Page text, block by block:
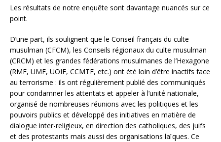
Les résultats de notre enquête sont davantage nuancés sur ce
point.
D’une part, ils soulignent que le Conseil français du culte
musulman (CFCM), les Conseils régionaux du culte musulman
(CRCM) et les grandes fédérations musulmanes de l’Hexagone
(RMF, UMF, UOIF, CCMTF, etc.) ont été loin d’être inactifs face
au terrorisme : ils ont régulièrement publié des communiqués
pour condamner les attentats et appeler à l’unité nationale,
organisé de nombreuses réunions avec les politiques et les
pouvoirs publics et développé des initiatives en matière de
dialogue inter-religieux, en direction des catholiques, des juifs
et des protestants mais aussi des organisations laïques. Ce